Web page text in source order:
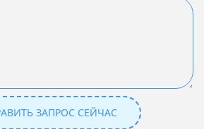
ЗАПРОС СЕЙЧАС